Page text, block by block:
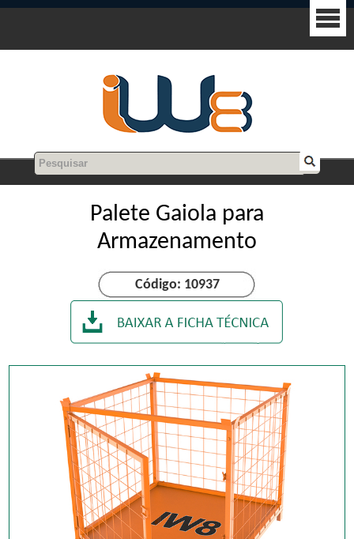
Palete Gaiola para
Armazenamento
Código: 10937